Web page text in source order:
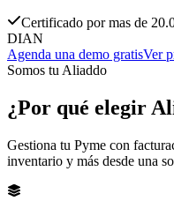
Certificado por mas de
DIAN
Agenda una demo gratisVer
Somos tu Aliaddo
¿Por qué elegir
Gestiona tu Pyme con
inventario y más desde una